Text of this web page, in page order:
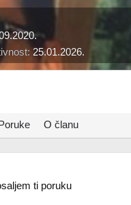
25.01.2026.
O članu
ti poruku